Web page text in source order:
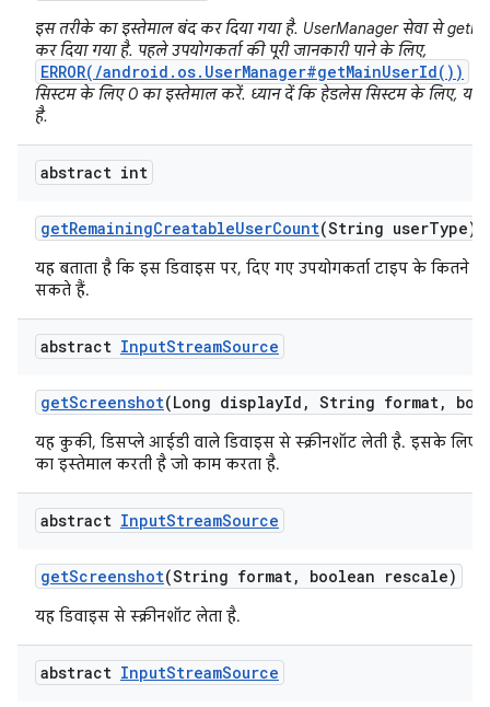
इस तरीके का इस्तेमाल बंद कर दिया गया है. UserManager सेवा से
कर दिया गया है. पहले उपयोगकर्ता की पूरी जानकारी पाने के लिए,
ERROR(/android.os.UserManager#getMainUserId())
सिस्टम के लिए 0 का इस्तेमाल करें. ध्यान दें कि हेडलेस सिस्टम के लिए, यह
है.
abstract int
getRemainingCreatableUserCount(String userType)
यह बताता है कि इस डिवाइस पर, दिए गए उपयोगकर्ता टाइप के कितने
सकते हैं.
abstract InputStreamSource
getScreenshot(Long displayId , String format,
यह कुकी, डिसप्ले आईडी वाले डिवाइस से स्क्रीनशॉट लेती है. इसके लिए,
का इस्तेमाल करती है जो काम करता है.
abstract InputStreamSource
getScreenshot(String format, boolean rescale)
यह डिवाइस से स्क्रीनशॉट लेता है.
abstract InputStreamSource